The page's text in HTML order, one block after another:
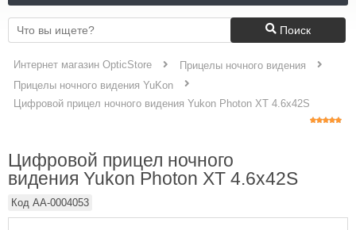
Поиск
Интернет магазин OpticStore
Прицелы ночного видения
Прицелы ночного видения YuKon
Цифровой прицел ночного видения Yukon Photon XT 4.6x42S
Цифровой прицел ночного
видения Yukon Photon XT 4.6x42S
Код AA-0004053